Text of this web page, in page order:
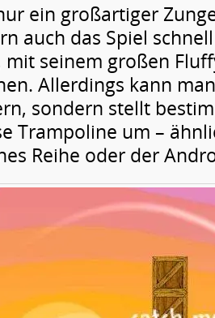
ein großartiger
auch das Spiel
seinem großen
Allerdings kann
sondern stellt
Trampoline um –
Reihe oder der